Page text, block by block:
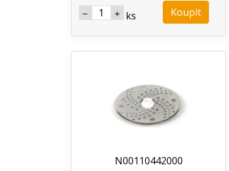
ks Koupit
N00110442000